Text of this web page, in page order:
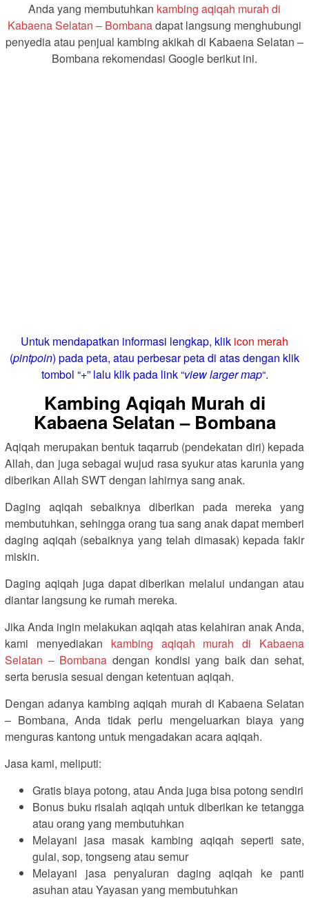
Anda yang membutuhkan kambing aqiqah murah di
Kabaena Selatan – Bombanadapat langsung menghubungi
penyedia atau penjual kambing akikah di Kabaena Selatan –
Bombana rekomendasi Google berikut ini.
Untuk mendapatkan informasi lengkap, klik icon merah
(pintpoin) pada peta, atau perbesar peta di atas dengan klik
tombol “+” lalu klik pada link “view larger map“.
Kambing Aqiqah Murah di
Kabaena Selatan – Bombana
Aqiqah merupakan bentuk taqarrub (pendekatan diri) kepada
Allah, dan juga sebagai wujud rasa syukur atas karunia yang
diberikan Allah SWT dengan lahirnya sang anak.
Daging aqiqah sebaiknya diberikan pada mereka yang
membutuhkan, sehingga orang tua sang anak dapat memberi
daging aqiqah (sebaiknya yang telah dimasak) kepada fakir
miskin.
Daging aqiqah juga dapat diberikan melalui undangan atau
diantar langsung ke rumah mereka.
Jika Anda ingin melakukan aqiqah atas kelahiran anak Anda,
kami menyediakan kambing aqiqah murah di Kabaena
Selatan – Bombana dengan kondisi yang baik dan sehat,
serta berusia sesuai dengan ketentuan aqiqah.
Dengan adanya kambing aqiqah murah di Kabaena Selatan
– Bombana, Anda tidak perlu mengeluarkan biaya yang
menguras kantong untuk mengadakan acara aqiqah.
Jasa kami, meliputi:
Gratis biaya potong, atau Anda juga bisa potong sendiri
Bonus buku risalah aqiqah untuk diberikan ke tetangga
atau orang yang membutuhkan
Melayani jasa masak kambing aqiqah seperti sate,
gulai, sop, tongseng atau semur
Melayani jasa penyaluran daging aqiqah ke panti
asuhan atau Yayasan yang membutuhkan